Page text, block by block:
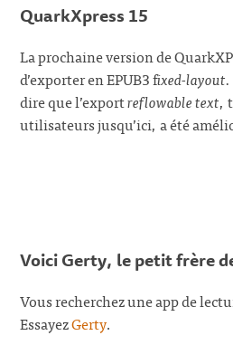
QuarkXpress 15
La prochaine version de
d’exporter en EPUB3 fixed-layout.
dire que l’exportreflowable text,
utilisateurs jusqu’ici, a été
Voici Gerty, le petit frère
Vous recherchez une app de
EssayezGerty.